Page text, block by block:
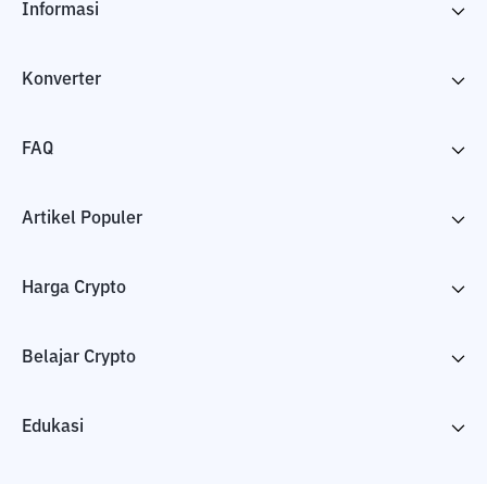
Informasi
Konverter
FAQ
Artikel Populer
Harga Crypto
Belajar Crypto
Edukasi